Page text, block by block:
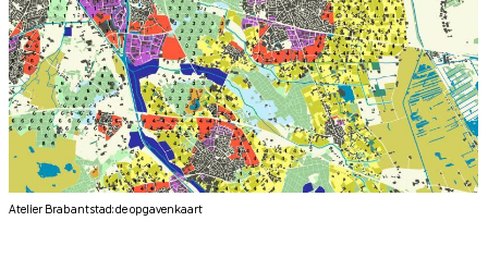
Atelier Brabantstad: de opgavenkaart